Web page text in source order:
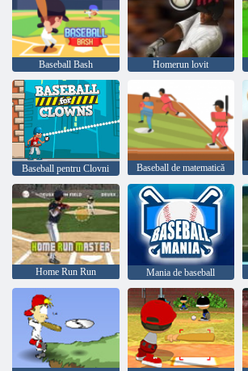
Baseball Bash Homerun lovit
Baseball pentru Clovni Baseball de matematică
Home Run Run Mania de baseball